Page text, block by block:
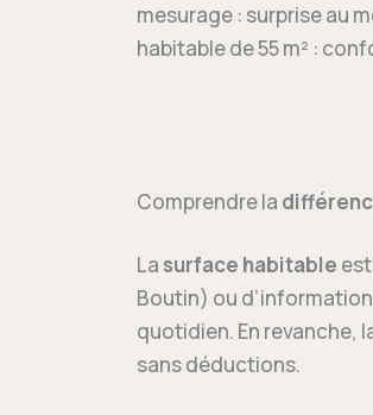
mesurage : surprise au
habitable de 55 m² :
Comprendre la
La surface habitable
Boutin) ou
quotidien. En revanche,
sans déductions.